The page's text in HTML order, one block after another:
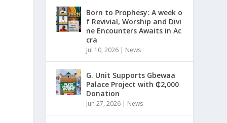
Born to Prophesy: A week o
f Revivial, Worship and Divi
ne Encounters Awaits in Ac
cra
Jul 10, 2026 | News
G. Unit Supports Gbewaa
Palace Project with ₵2,000
Donation
Jun 27, 2026 | News